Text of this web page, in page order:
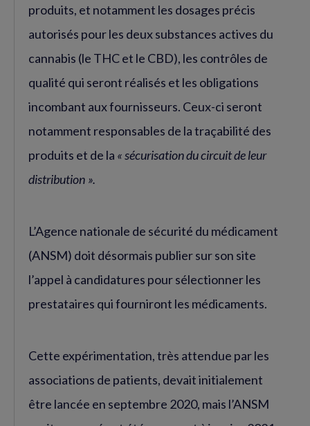
produits, et notamment les dosages précis
autorisés pour les deux substances actives du
cannabis (le THC et le CBD), les contrôles de
qualité qui seront réalisés et les obligations
incombant aux fournisseurs. Ceux-ci seront
notamment responsables de la traçabilité des
produits et de la « sécurisation du circuit de leur
distribution ».
L’Agence nationale de sécurité du médicament
(ANSM) doit désormais publier sur son site
l’appel à candidatures pour sélectionner les
prestataires qui fourniront les médicaments.
Cette expérimentation, très attendue par les
associations de patients, devait initialement
être lancée en septembre 2020, mais l’ANSM